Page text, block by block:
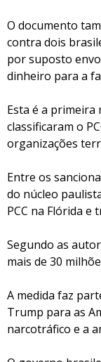
O documento
contra dois
por suposto
dinheiro para a
Esta é a primeira
classificaram o
organizações
Entre os
do núcleo
PCC na Flórida e
Segundo as
mais de 30
A medida faz
Trump para as
narcotráfico e a